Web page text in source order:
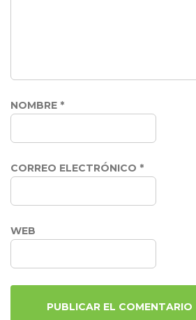
NOMBRE *
CORREO ELECTRÓNICO *
WEB